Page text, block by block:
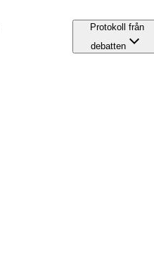
Protokoll från
debatten